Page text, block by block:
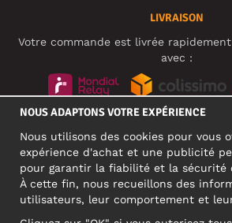
LIVRAISON
Votre commande est livrée
avec :
ADRESSE
NOUS ADAPTONS VOTRE EXPÉRIENCE
Nous utilisons des cookies pour vous
expérience d'achat et une publicité
pour garantir la fiabilité et la sécurité
À cette fin, nous recueillons des
utilisateurs, leur comportement et